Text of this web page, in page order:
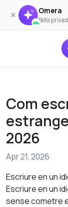
× Omera
Beta
Com
2026
Apr 21, 2026
Escriure en un
Escriure en un
sense cometre